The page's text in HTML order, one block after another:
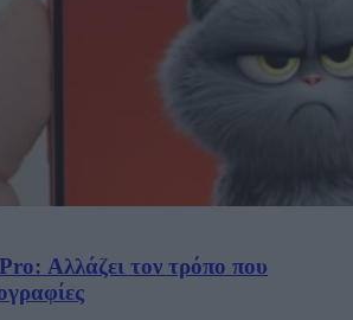
Αλλάζει τον τρόπο που